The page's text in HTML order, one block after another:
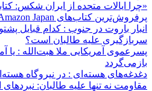
«چرا ایالات متحده از ایران شکس:
پرفروش‌ترین کتاب‌های Amazon Japan قرار دار
انبار باروت در جنوب : کدام قبایل
سربازگیری علیه طالبان است؟
پسرعموی آمریکایی ملا هبت‌الله : یا
بازمی‌گردد
دغدغه‌های هسته‌ای : در نیروگاه
مقاومت نه تنها علیه طالبان: